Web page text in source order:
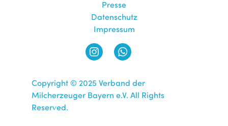
Presse
Datenschutz
Impressum
Copyright © 2025 Verband der
Milcherzeuger Bayern e.V. All Rights
Reserved.